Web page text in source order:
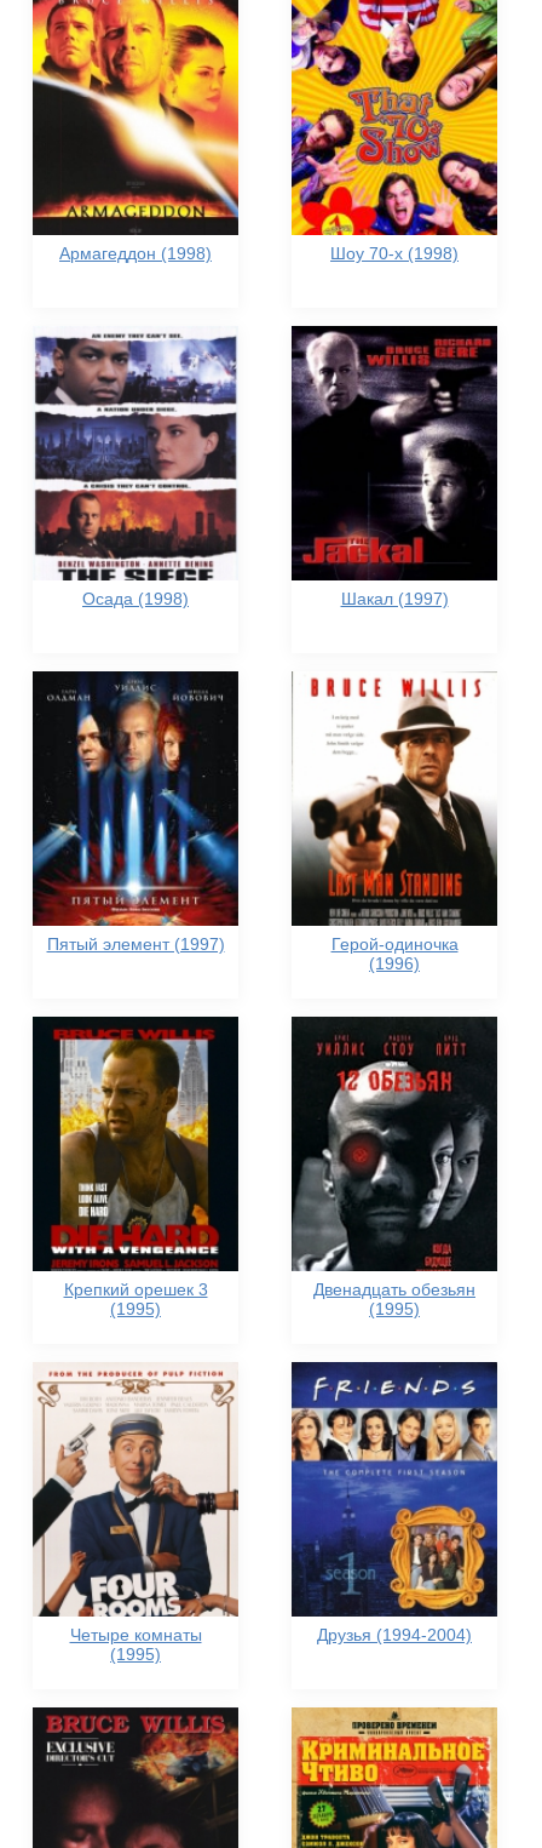
Армагеддон (1998) Шоу 70-х (1998)
Осада (1998) Шакал (1997)
Пятый элемент (1997)
Герой-одиночка
(1996)
Крепкий орешек 3
(1995)
Двенадцать обезьян
(1995)
Четыре комнаты
(1995)
Друзья (1994-2004)